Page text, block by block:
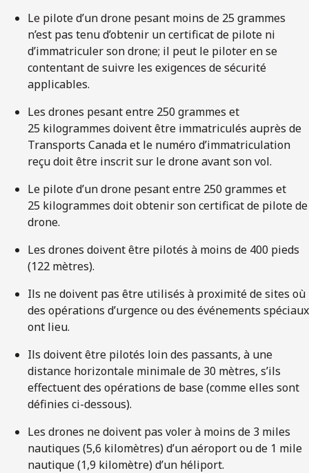
Le pilote d’un drone pesant moins de 25 grammes
n’est pas tenu d’obtenir un certificat de pilote ni
d’immatriculer son drone; il peut le piloter en se
contentant de suivre les exigences de sécurité
applicables.
Les drones pesant entre 250 grammes et
25 kilogrammes doivent être immatriculés auprès de
Transports Canada et le numéro d’immatriculation
reçu doit être inscrit sur le drone avant son vol.
Le pilote d’un drone pesant entre 250 grammes et
25 kilogrammes doit obtenir son certificat de pilote de
drone.
Les drones doivent être pilotés à moins de 400 pieds
(122 mètres).
Ils ne doivent pas être utilisés à proximité de sites où
des opérations d’urgence ou des événements spéciaux
ont lieu.
Ils doivent être pilotés loin des passants, à une
distance horizontale minimale de 30 mètres, s’ils
effectuent des opérations de base (comme elles sont
définies ci-dessous).
Les drones ne doivent pas voler à moins de 3 miles
nautiques (5,6 kilomètres) d’un aéroport ou de 1 mile
nautique (1,9 kilomètre) d’un héliport.